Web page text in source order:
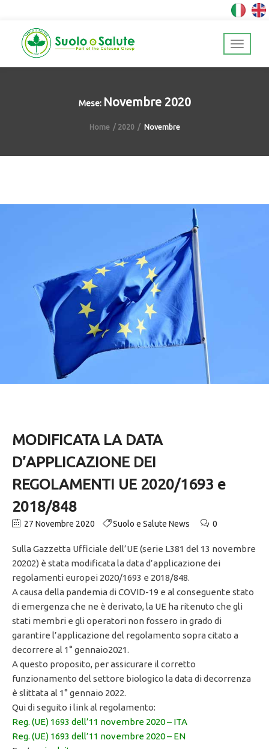
Mese: Novembre 2020
Home 2020 Novembre
MODIFICATA LA DATA
D’APPLICAZIONE DEI
REGOLAMENTI UE 2020/1693 e
2018/848
27 Novembre 2020 Suolo e Salute News 0
Sulla Gazzetta Ufficiale dell’UE (serie L381 del 13 novembre
20202) è stata modificata la data d’applicazione dei
regolamenti europei 2020/1693 e 2018/848.
A causa della pandemia di COVID-19 e al conseguente stato
di emergenza che ne è derivato, la UE ha ritenuto che gli
stati membri e gli operatori non fossero in grado di
garantire l’applicazione del regolamento sopra citato a
decorrere al 1° gennaio2021.
A questo proposito, per assicurare il corretto
funzionamento del settore biologico la data di decorrenza
è slittata al 1° gennaio 2022.
Qui di seguito i link al regolamento:
Reg. (UE) 1693 dell’11 novembre 2020 – ITA
Reg. (UE) 1693 dell’11 novembre 2020 – EN